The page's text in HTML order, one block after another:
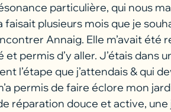
particulière, qui nous
plusieurs mois que je
Annaig. Elle m’avait été
et permis d’y aller. J’étais dans
l’étape que j’attendais & qui
permis de faire éclore mon
réparation douce et active, une